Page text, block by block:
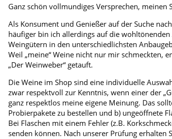
Ganz schön vollmundiges Versprechen, meinen
Als Konsument und Genießer auf der Suche
häufiger bin ich allerdings auf die
Weingütern in den unterschiedlichsten
Weil „meine“ Weine nicht nur mir schmeckten,
„Der Weinweber“ getauft.
Die Weine im Shop sind eine individuelle
zwar respektvoll zur Kenntnis, wenn einer der
ganz respektlos meine eigene Meinung. Das
Probierpakete zu bestellen und b) ungeöffnete
Bei Flaschen mit einem Fehler (z.B.
senden können. Nach unserer Prüfung erhalten